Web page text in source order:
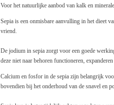
Voor het natuurlijke aanbod van kalk en
Sepia is een onmisbare aanvulling in het dieet
vriend.
De jodium in sepia zorgt voor een goede
deze niet naar behoren functioneren,
Calcium en fosfor in de sepia zijn belangrijk
bovendien bij het onderhoud van de snavel en